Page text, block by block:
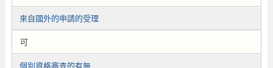
來自國外的申請的受理
可
個別資格審查的有無